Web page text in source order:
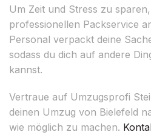
Um Zeit und Stress zu
professionellen Packservice
Personal verpackt deine
sodass du dich auf andere
kannst.
Vertraue auf Umzugsprofi
deinen Umzug von Bielefeld
wie möglich zu machen.